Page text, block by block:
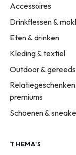
Accessoires
Drinkflessen &
Eten & drinken
Kleding & textiel
Outdoor &
Relatiegeschenken
premiums
Schoenen &
THEMA'S